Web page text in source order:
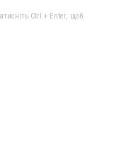
Ctrl + Enter, щоб